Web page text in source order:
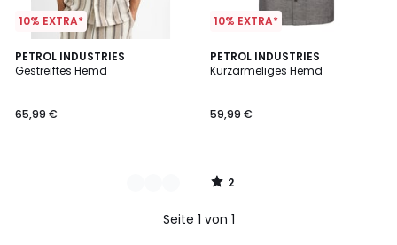
10% EXTRA*
PETROL INDUSTRIES
Gestreiftes Hemd
65,99 €
2
Farben
10% EXTRA*
PETROL INDUSTRIES
Kurzärmeliges Hemd
59,99 €
2
/
2
/
Seite 1 von 1